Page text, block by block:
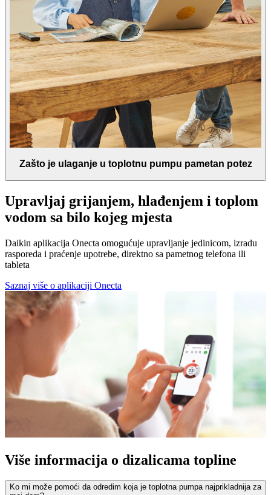
Zašto je ulaganje u toplotnu pumpu pametan potez
Upravljaj grijanjem, hlađenjem i toplom
vodom sa bilo kojeg mjesta
Daikin aplikacija Onecta omogućuje upravljanje jedinicom, izradu
rasporeda i praćenje upotrebe, direktno sa pametnog telefona ili
tableta
Saznaj više o aplikaciji Onecta
Više informacija o dizalicama topline
Ko mi može pomoći da odredim koja je toplotna pumpa najprikladnija za